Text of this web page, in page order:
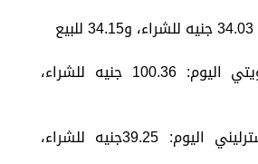
سعر الدينار الكويتي اليوم: 100.36 جنيه للشراء،
سعر الجنيه الإسترليني اليوم: 39.25جنيه للشراء،